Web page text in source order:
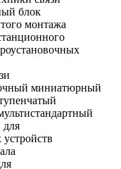
блок
монтажа
миниатюрный
для